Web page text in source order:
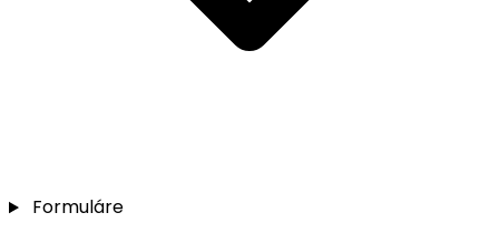
Formuláre